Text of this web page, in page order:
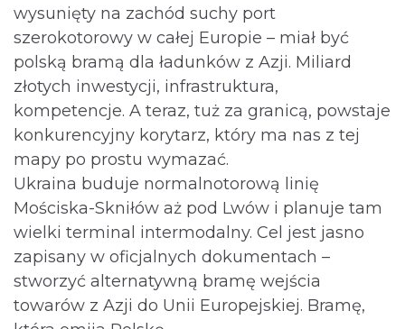
wysunięty na zachód suchy port
szerokotorowy w całej Europie – miał być
polską bramą dla ładunków z Azji. Miliard
złotych inwestycji, infrastruktura,
kompetencje. A teraz, tuż za granicą, powstaje
konkurencyjny korytarz, który ma nas z tej
mapy po prostu wymazać.
Ukraina buduje normalnotorową linię
Mościska-Skniłów aż pod Lwów i planuje tam
wielki terminal intermodalny. Cel jest jasno
zapisany w oficjalnych dokumentach –
stworzyć alternatywną bramę wejścia
towarów z Azji do Unii Europejskiej. Bramę,